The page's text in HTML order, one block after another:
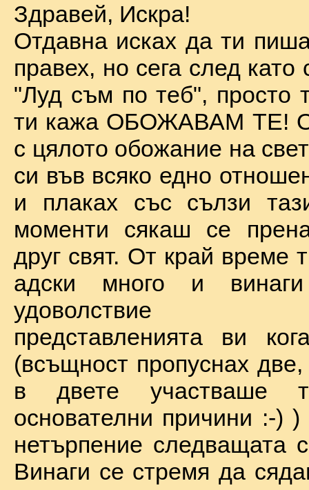
Здравей, Искра!
Отдавна исках да ти
правех, но сега след като
"Луд съм по теб", просто
ти кажа ОБОЖАВАМ ТЕ!
с цялото обожание на
си във всяко едно
и плаках със сълзи
моменти сякаш се
друг свят. От край време
адски много и
удоволствие
представленията ви
(всъщност пропуснах
в двете участваше
основателни причини :-)
нетърпение следващата
Винаги се стремя да